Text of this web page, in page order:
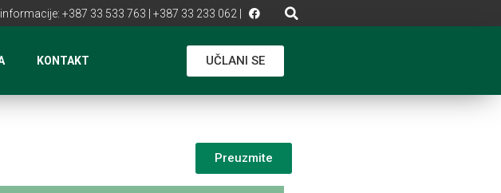
+387 33 533 763 | +387 33 233 062 |
KONTAKT UČLANI SE
Preuzmite